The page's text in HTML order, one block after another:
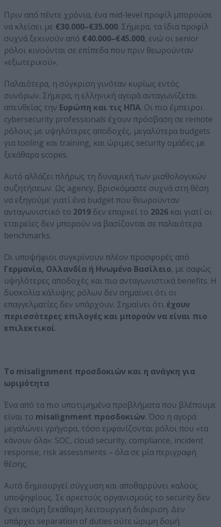
Πριν από πέντε χρόνια, ένα mid-level προφίλ μπορούσε
να κλείσει με €30.000–€35.000. Σήμερα, τα ίδια προφίλ
συχνά ξεκινούν από €40.000–€45.000, ενώ οι senior
ρόλοι κινούνται σε επίπεδα που πριν θεωρούνταν
«εξωτερικού».
Παλαιότερα, η σύγκριση γινόταν κυρίως εντός
συνόρων. Σήμερα, η ελληνική αγορά ανταγωνίζεται
απευθείας την Ευρώπη και τις ΗΠΑ. Οι πιο έμπειροι
cybersecurity professionals έχουν πρόσβαση σε remote
ρόλους με υψηλότερες αποδοχές, μεγαλύτερα budgets
για tooling και training, και ώριμες security ομάδες με
ξεκάθαρα scopes.
Αυτό αλλάζει πλήρως τη δυναμική των μισθολογικών
συζητήσεων. Ως agency, βρισκόμαστε συχνά στη θέση
να εξηγούμε γιατί ένα budget που θεωρούνταν
ανταγωνιστικό το 2019 δεν επαρκεί το 2026 και γιατί οι
εταιρείες δεν μπορούν να βασίζονται σε παλαιότερα
benchmarks.
Οι υποψήφιοι συγκρίνουν πλέον προσφορές από
Γερμανία, Ολλανδία ή Ηνωμένο Βασίλειο, με σαφώς
υψηλότερες αποδοχές και πιο ανταγωνιστικά benefits. Η
δυσκολία κάλυψης ρόλων δεν σημαίνει ότι οι
επαγγελματίες δεν υπάρχουν. Σημαίνει ότι έχουν
περισσότερες επιλογές και μπορούν να είναι πιο
επιλεκτικοί.
Το misalignment προσδοκιών και η ανάγκη για
ωριμότητα
Ένα από τα πιο υποτιμημένα προβλήματα που βλέπουμε
είναι το misalignment προσδοκιών. Όσο η αγορά
μεγαλώνει γρήγορα, τόσο εμφανίζονται ρόλοι που «τα
κάνουν όλα»: SOC, cloud security, compliance, incident
response, risk assessments – όλα σε μία περιγραφή
θέσης.
Αυτό δημιουργεί σύγχυση και αποθαρρύνει καλούς
υποψηφίους. Σε αρκετούς οργανισμούς το security δεν
έχει ακόμη ξεκάθαρη λειτουργική διάκριση. Δεν
υπάρχει separation of duties ούτε ώριμη δομή.